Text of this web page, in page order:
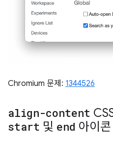
Chromium 문제: 1344526
align-content
start 및 end 아이콘